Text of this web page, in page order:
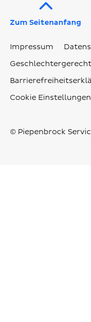
Zum Seitenanfang
Impressum
Cookie
© Piepenbrock